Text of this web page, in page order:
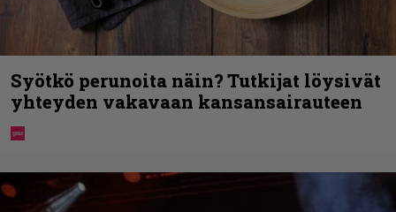
Syötkö perunoita näin? Tutkijat löysivät
yhteyden vakavaan kansansairauteen